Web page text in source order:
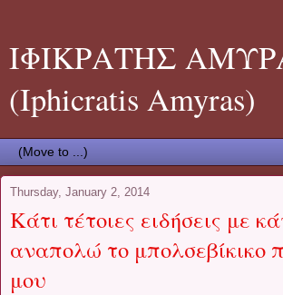
ΙΦΙΚΡΑΤΗΣ
(Iphicratis Amyras)
Thursday, January 2, 2014
Κάτι τέτοιες ειδήσεις με
αναπολώ το μπολσεβίκικο
μου